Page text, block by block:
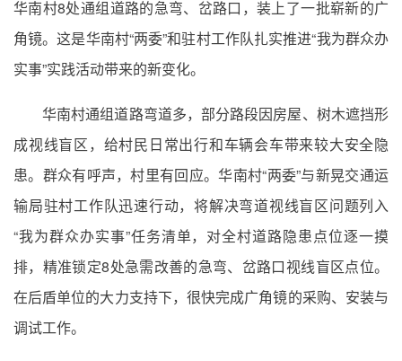
华南村8处通组道路的急弯、岔路口，装上了一批崭新的广
角镜。这是华南村“两委”和驻村工作队扎实推进“我为群众办
实事”实践活动带来的新变化。
华南村通组道路弯道多，部分路段因房屋、树木遮挡形
成视线盲区，给村民日常出行和车辆会车带来较大安全隐
患。群众有呼声，村里有回应。华南村“两委”与新晃交通运
输局驻村工作队迅速行动，将解决弯道视线盲区问题列入
“我为群众办实事”任务清单，对全村道路隐患点位逐一摸
排，精准锁定8处急需改善的急弯、岔路口视线盲区点位。
在后盾单位的大力支持下，很快完成广角镜的采购、安装与
调试工作。